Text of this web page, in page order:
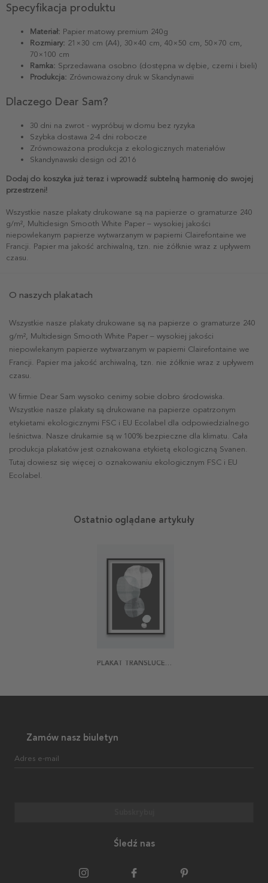
Specyfikacja produktu
Materiał: Papier matowy premium 240g
Rozmiary: 21×30 cm (A4), 30×40 cm, 40×50 cm, 50×70 cm,
70×100 cm
Ramka: Sprzedawana osobno (dostępna w dębie, czerni i bieli)
Produkcja: Zrównoważony druk w Skandynawii
Dlaczego Dear Sam?
30 dni na zwrot - wypróbuj w domu bez ryzyka
Szybka dostawa 2-4 dni robocze
Zrównoważona produkcja z ekologicznych materiałów
Skandynawski design od 2016
Dodaj do koszyka już teraz i wprowadź subtelną harmonię do swojej
przestrzeni!
Wszystkie nasze plakaty drukowane są na papierze o gramaturze 240
g/m², Multidesign Smooth White Paper – wysokiej jakości
niepowlekanym papierze wytwarzanym w papierni Clairefontaine we
Francji. Papier ma jakość archiwalną, tzn. nie żółknie wraz z upływem
czasu.
O naszych plakatach
Wszystkie nasze plakaty drukowane są na papierze o gramaturze 240
g/m², Multidesign Smooth White Paper – wysokiej jakości
niepowlekanym papierze wytwarzanym w papierni Clairefontaine we
Francji. Papier ma jakość archiwalną, tzn. nie żółknie wraz z upływem
czasu.
W firmie Dear Sam wysoko cenimy sobie dobro środowiska.
Wszystkie nasze plakaty są drukowane na papierze opatrzonym
etykietami ekologicznymi FSC i EU Ecolabel dla odpowiedzialnego
leśnictwa. Nasze drukarnie są w 100% bezpieczne dla klimatu. Cała
produkcja plakatów jest oznakowana etykietą ekologiczną Svanen.
Tutaj dowiesz się więcej o oznakowaniu ekologicznym FSC i EU
Ecolabel.
Ostatnio oglądane artykuły
PLAKAT TRANSLUCENT STONES
Zamów nasz biuletyn
Adres e-mail
Śledź nas